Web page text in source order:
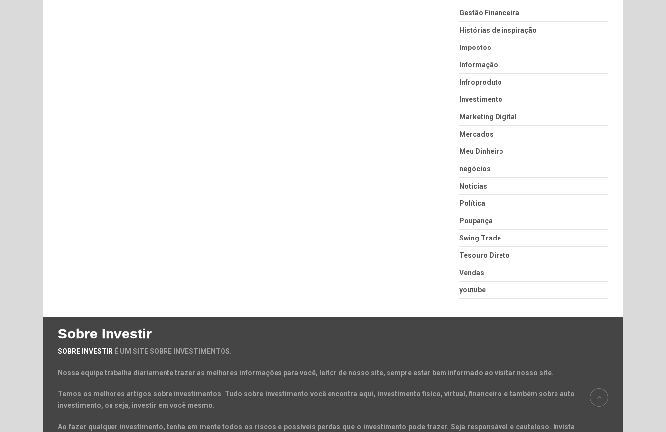
Gestão Financeira
Histórias de inspiração
Impostos
Informação
Infroproduto
Investimento
Marketing Digital
Mercados
Meu Dinheiro
negócios
Noticias
Política
Poupança
Swing Trade
Tesouro Direto
Vendas
youtube
Sobre Investir
SOBRE INVESTIR É UM SITE SOBRE INVESTIMENTOS.
Nossa equipe trabalha diariamente trazer as melhores informações para você, leitor de nosso site, sempre estar bem informado ao visitar nosso site.
Temos os melhores artigos sobre investimentos. Tudo sobre investimento você encontra aqui, investimento fisíco, virtual, financeiro e também sobre auto
investimento, ou seja, investir em você mesmo.
Ao fazer qualquer investimento, tenha em mente todos os riscos e possíveis perdas que o investimento pode trazer. Seja responsável e cauteloso. Invista